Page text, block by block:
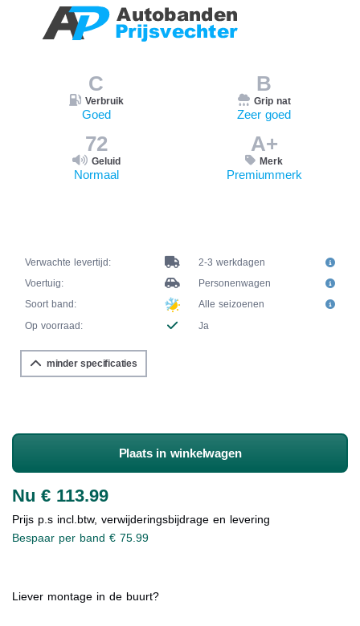
C
Verbruik
Goed
B
Grip nat
Zeer goed
72
Geluid
Normaal
A+
Merk
Premiummerk
Verwachte levertijd:
2-3 werkdagen
Voertuig:
Personenwagen
Soort band:
Alle seizoenen
Op voorraad:
Ja
minder specificaties
Plaats in winkelwagen
Nu € 113.99
Prijs p.s incl.btw, verwijderingsbijdrage en levering
Bespaar per band € 75.99
Liever montage in de buurt?